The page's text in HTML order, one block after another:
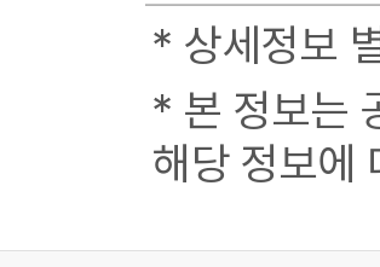
* 상세정보
* 본 정보는
해당 정보에